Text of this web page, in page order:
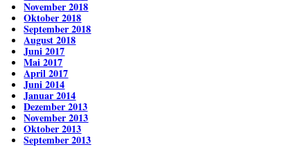
November 2018
Oktober 2018
September 2018
August 2018
Juni 2017
Mai 2017
April 2017
Juni 2014
Januar 2014
Dezember 2013
November 2013
Oktober 2013
September 2013